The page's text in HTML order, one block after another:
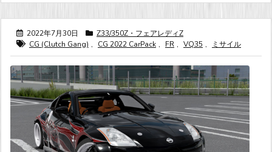
2022年7月30日
Z33/350Z・フェアレディZ
CG (Clutch Gang) , CG 2022 CarPack , FR , VQ35 , ミサイル